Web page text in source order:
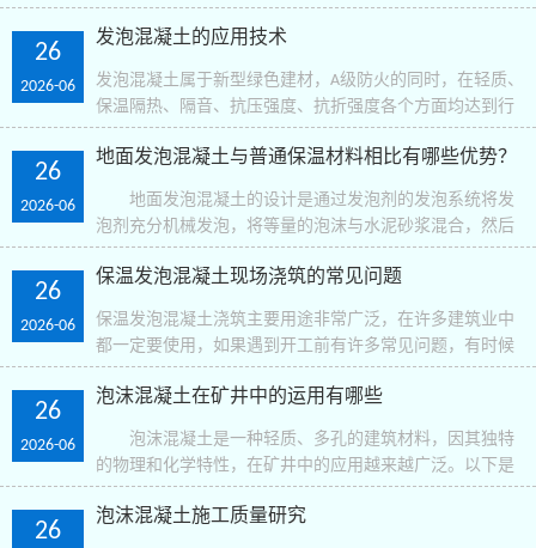
并将泡沫与水泥浆均匀混合，然后经过发泡机的泵送系统
进行现浇施工或模具成型，经自然养护所形成的一种含有..
26
2026-06
发泡混凝土的应用技术
发泡混凝土属于新型绿色建材，A级防火的同时，在轻质、
保温隔热、隔音、抗压强度、抗折强度各个方面均达到行
业水平，完成屋面及相关找坡找平工序，在屋面保温，反
梁或垫层回填，空中球场减荷隔音垫高，墙体保温隔音..
26
2026-06
地面发泡混凝土与普通保温材料相比有哪些优势？
地面发泡混凝土的设计是通过发泡剂的发泡系统将发
泡剂充分机械发泡，将等量的泡沫与水泥砂浆混合，然后
将发泡剂泵入系统进行现场施工或成型，然后形成大量泡
沫。具有闭孔的新型轻质绝缘材料。那么与普通保温材料..
26
2026-06
保温发泡混凝土现场浇筑的常见问题
保温发泡混凝土浇筑主要用途非常广泛，在许多建筑业中
都一定要使用，如果遇到开工前有许多常见问题，有时候
连土建施工员还不知道，如果遇见雨天或是混泥土并没有
调节好，让浇筑不可信，接下来就给大家讲解下发泡.混..
26
2026-06
泡沫混凝土在矿井中的运用有哪些
泡沫混凝土是一种轻质、多孔的建筑材料，因其独特
的物理和化学特性，在矿井中的应用越来越广泛。以下是
泡沫混凝土在矿井中的几种主要运用： 巷道支
护：矿井巷道需要稳定的支护结构，以防止塌方和坍塌。
26
泡沫混凝土施工质量研究